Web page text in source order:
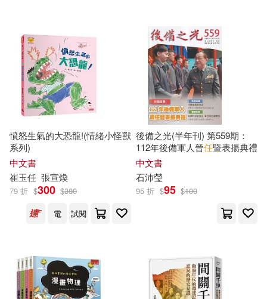
寵物生活(426)
玲廊滿藝(150) 故宮精品(9)
電子書(9694) 有聲書(489)
田英章(94) 任康磊(91)
TMA(90)
梅澤春人(75) 名師作者群(73)
弥勒皇佛(73) 卓錦炎(70)
三民補習班名師群(69)
法律出版社(970)
社會科學文獻出版社(950)
電子工業出版社(909)
經濟科學出版社(897)
中國法制出版社(892)
中國人民大學出版社(853)
可海外宅配(88049)
可港澳店取(85403)
可新加坡店取(85232)
本週上市新品(142)
憤怒生氣的大恐龍!(情緒小怪獸
系列)
中文書
崔玉任 張宣煥
79 折 $300 $380
電
試閱
後備之光(半年刊) 第559期：
112年後備軍人晉任暨表揚典禮
中文書
石沛瑩
95 折 $95 $100